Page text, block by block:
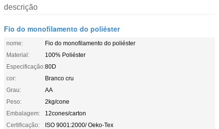
descrição
Fio do monofilamento do poliéster
nome:
Fio do monofilamento do poliéster
Material:
100% Poliéster
Especificação:80D
cor:
Branco cru
Grau:
AA
Peso:
2kg/cone
Embalagem:
12cones/carton
Certificação:
ISO 9001:2000/ Oeko-Tex